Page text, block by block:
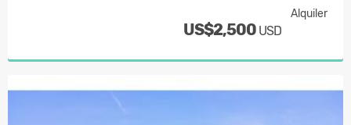
Alquiler
US$2,500 USD